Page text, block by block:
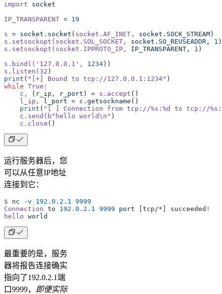
import socket
IP_TRANSPARENT = 19
s = socket.socket ( socket.AF_INET, socket.SOCK_STREAM )
s.setsockopt(socket.SOL_SOCKET,
socket.SO_REUSEADDR, 1 )
s.setsockopt(socket.IPPROTO_IP,
IP_TRANSPARENT, 1 )
s.bind(( '127.0.0.1' , 1234 ))
s.listen(32 )
print ( "[+] Bound to tcp://127.0.0.1:1234" )
while True:
    c,
(r_ip, r_port ) = s.accept ()
    l_ip,
l_port = c.getsockname ()
    print
( "[ ] Connection from tcp://%s:%d to tcp://
    c.send(b
"hello world\n" )
    c.close
()
运行服务器后，您
可以从任意IP地址
连接到它：
$ nc -v 192.0.2.1
9999
Connection to 192.0.2.1 9999 port [tcp/*] succeeded !
hello world
最重要的是，服务
器将报告连接确实
指向了192.0.2.1端
口9999，
即便实际